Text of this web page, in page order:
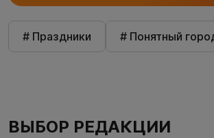
# Праздники # Понятный
ВЫБОР РЕДАКЦИИ